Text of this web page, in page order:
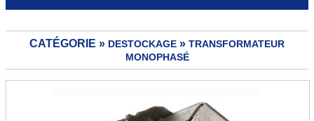
TRANSFORMATEURS
Transfo de sécurité 12 ou 24 V
CATÉGORIE » DESTOCKAGE » TRANSFORMATEUR
MONOPHASÉ